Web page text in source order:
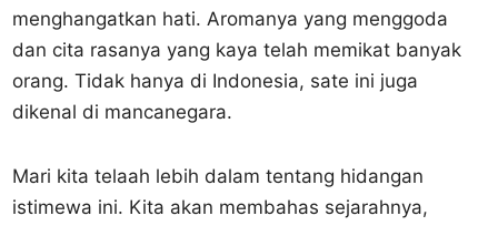
menghangatkan hati. Aromanya yang menggoda
dan cita rasanya yang kaya telah memikat banyak
orang. Tidak hanya di Indonesia, sate ini juga
dikenal di mancanegara.
Mari kita telaah lebih dalam tentang hidangan
istimewa ini. Kita akan membahas sejarahnya,